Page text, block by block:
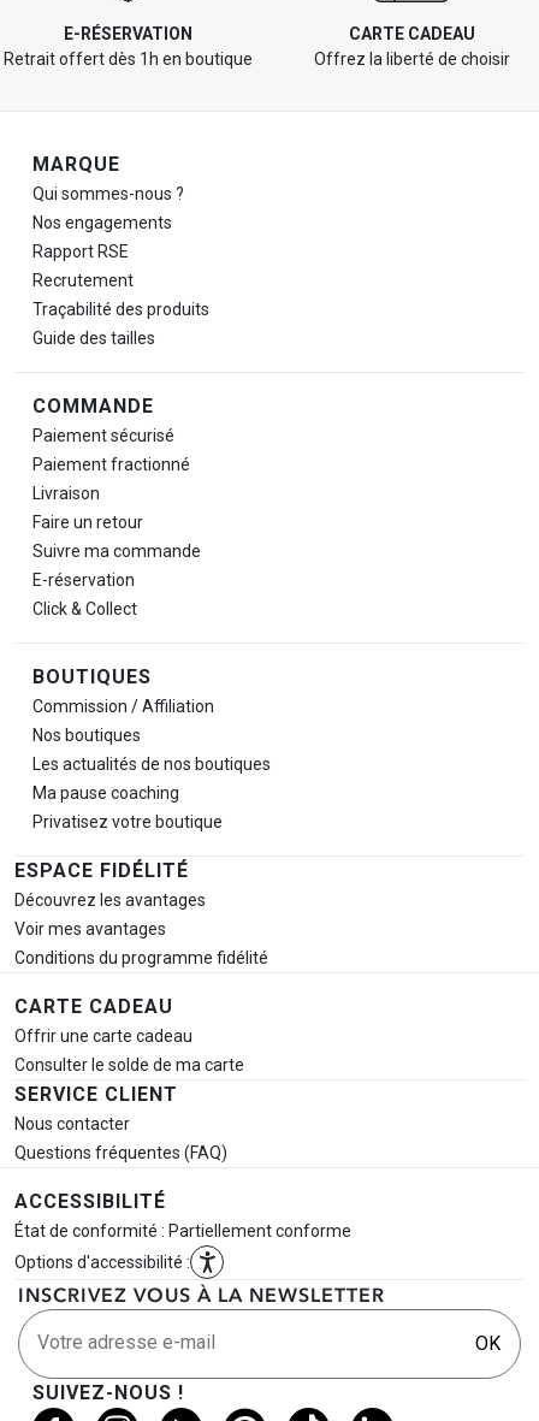
E-RÉSERVATION
Retrait offert dès 1h en boutique
CARTE CADEAU
Offrez la liberté de choisir
Navigation de pied de page
MARQUE
Qui sommes-nous ?
Nos engagements
Rapport RSE
Recrutement
Traçabilité des produits
Guide des tailles
COMMANDE
Paiement sécurisé
Paiement fractionné
Livraison
Faire un retour
Suivre ma commande
E-réservation
Click & Collect
BOUTIQUES
Commission / Affiliation
Nos boutiques
Les actualités de nos boutiques
Ma pause coaching
Privatisez votre boutique
ESPACE FIDÉLITÉ
Découvrez les avantages
Voir mes avantages
Conditions du programme fidélité
CARTE CADEAU
Offrir une carte cadeau
Consulter le solde de ma carte
SERVICE CLIENT
Nous contacter
Questions fréquentes (FAQ)
ACCESSIBILITÉ
État de conformité : Partiellement conforme
Options d'accessibilité :
INSCRIVEZ VOUS À LA NEWSLETTER
Votre adresse e-mail OK
SUIVEZ-NOUS !